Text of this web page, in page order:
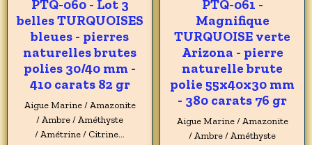
PTQ-060 - Lot 3
belles TURQUOISES
bleues - pierres
naturelles brutes
polies 30/40 mm -
410 carats 82 gr
Aigue Marine / Amazonite
/ Ambre / Améthyste
/ Amétrine / Citrine...
PTQ-061 -
Magnifique
TURQUOISE verte
Arizona - pierre
naturelle brute
polie 55x40x30 mm
- 380 carats 76 gr
Aigue Marine / Amazonite
/ Ambre / Améthyste